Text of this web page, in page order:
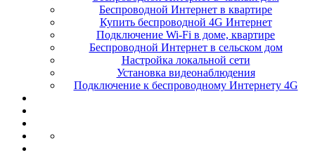
Беспроводной Интернет в квартире
Купить беспроводной 4G Интернет
Подключение Wi-Fi в доме, квартире
Беспроводной Интернет в сельском дом
Настройка локальной сети
Установка видеонаблюдения
Подключение к беспроводному Интернету 4G